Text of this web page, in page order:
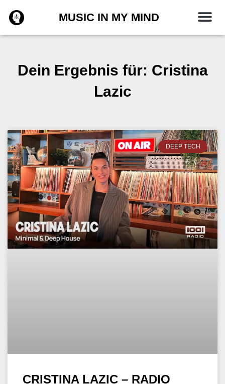
Inhalt
springen
MUSIC IN MY MIND
Dein Ergebnis für: Cristina
Lazic
DEEP TECH
CRISTINA LAZIC – RADIO